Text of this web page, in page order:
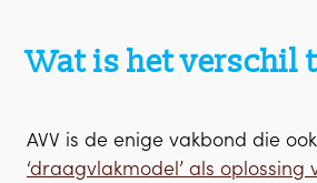
Wat is het verschil
AVV is de enige vakbond die
‘draagvlakmodel’ als